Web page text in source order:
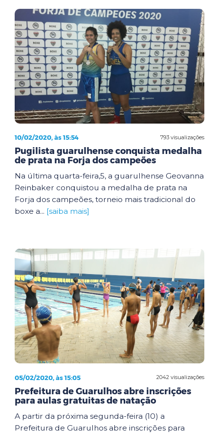
793 visualizações
10/02/2020, às 15:54
Pugilista guarulhense conquista medalha
de prata na Forja dos campeões
Na última quarta-feira,5, a guarulhense Geovanna
Reinbaker conquistou a medalha de prata na
Forja dos campeões, torneio mais tradicional do
boxe a... [saiba mais]
2042 visualizações
05/02/2020, às 15:05
Prefeitura de Guarulhos abre inscrições
para aulas gratuitas de natação
A partir da próxima segunda-feira (10) a
Prefeitura de Guarulhos abre inscrições para